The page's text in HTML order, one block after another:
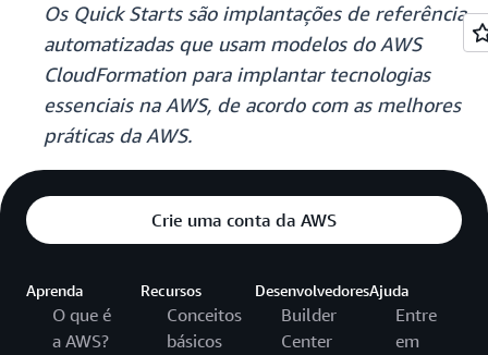
Os Quick Starts são implantações de referência
automatizadas que usam modelos do AWS
CloudFormation para implantar tecnologias
essenciais na AWS, de acordo com as melhores
práticas da AWS.
Crie uma conta da AWS
Aprenda
O que é
a AWS?
Recursos
Conceitos
básicos
Desenvolvedores
Builder
Center
Ajuda
Entre
em